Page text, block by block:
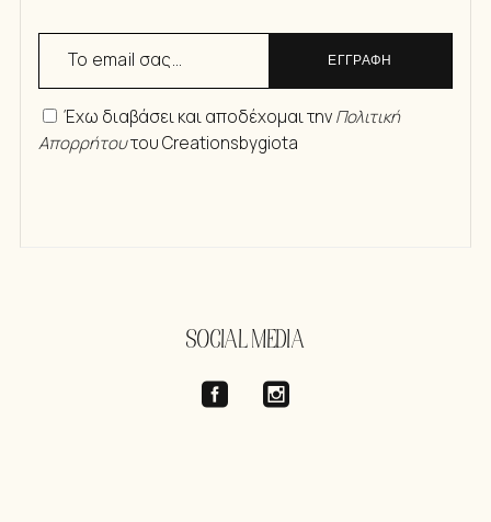
ΕΓΓΡΑΦΗ
Έχω διαβάσει και αποδέχομαι τηνΠολιτική
Απορρήτουτου Creationsbygiota
SOCIAL MEDIA